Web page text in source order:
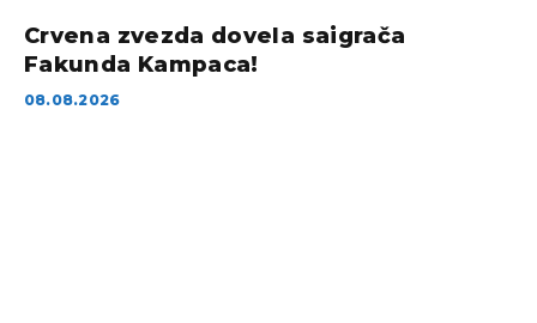
Crvena zvezda dovela saigrača
Fakunda Kampaca!
08.08.2026